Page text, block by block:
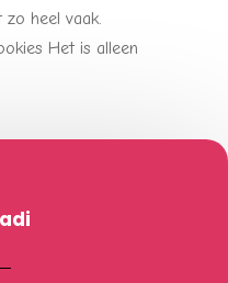
heel vaak.
Het is alleen